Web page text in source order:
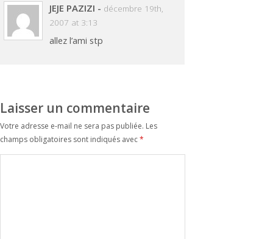
JEJE PAZIZI - décembre 19th,
2007 at 3:13
allez l’ami stp
Laisser un commentaire
Votre adresse e-mail ne sera pas publiée. Les
champs obligatoires sont indiqués avec*